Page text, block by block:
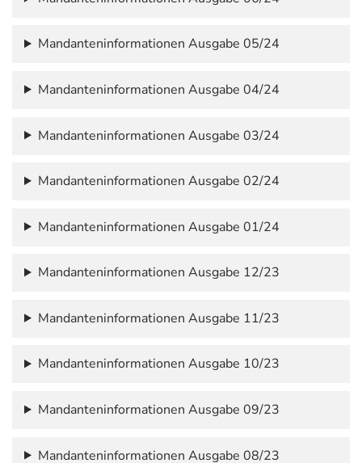
Mandanteninformationen Ausgabe 05/24
Mandanteninformationen Ausgabe 04/24
Mandanteninformationen Ausgabe 03/24
Mandanteninformationen Ausgabe 02/24
Mandanteninformationen Ausgabe 01/24
Mandanteninformationen Ausgabe 12/23
Mandanteninformationen Ausgabe 11/23
Mandanteninformationen Ausgabe 10/23
Mandanteninformationen Ausgabe 09/23
Mandanteninformationen Ausgabe 08/23